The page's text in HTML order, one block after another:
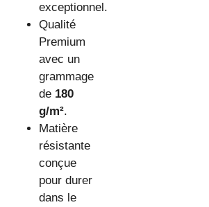
exceptionnel.
Qualité
Premium
avec un
grammage
de 180
g/m².
Matière
résistante
conçue
pour durer
dans le